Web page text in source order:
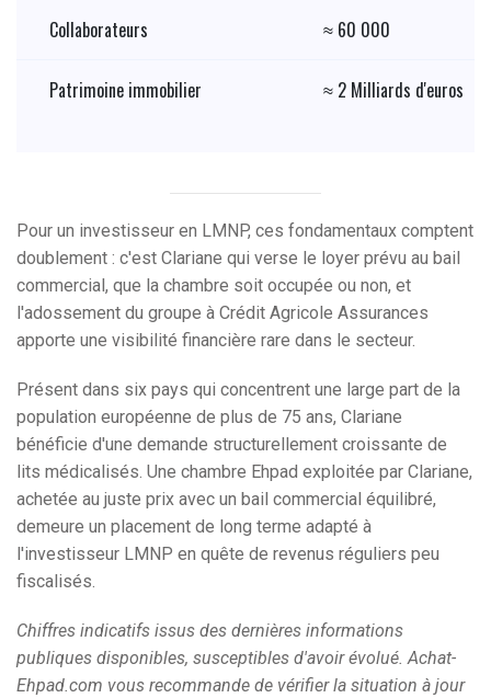
Collaborateurs ≈ 60 000
Patrimoine immobilier ≈ 2 Milliards d'euros
Pour un investisseur en LMNP, ces fondamentaux comptent
doublement : c'est Clariane qui verse le loyer prévu au bail
commercial, que la chambre soit occupée ou non, et
l'adossement du groupe à Crédit Agricole Assurances
apporte une visibilité financière rare dans le secteur.
Présent dans six pays qui concentrent une large part de la
population européenne de plus de 75 ans, Clariane
bénéficie d'une demande structurellement croissante de
lits médicalisés. Une chambre Ehpad exploitée par Clariane,
achetée au juste prix avec un bail commercial équilibré,
demeure un placement de long terme adapté à
l'investisseur LMNP en quête de revenus réguliers peu
fiscalisés.
Chiffres indicatifs issus des dernières informations
publiques disponibles, susceptibles d'avoir évolué. Achat-
Ehpad.com vous recommande de vérifier la situation à jour